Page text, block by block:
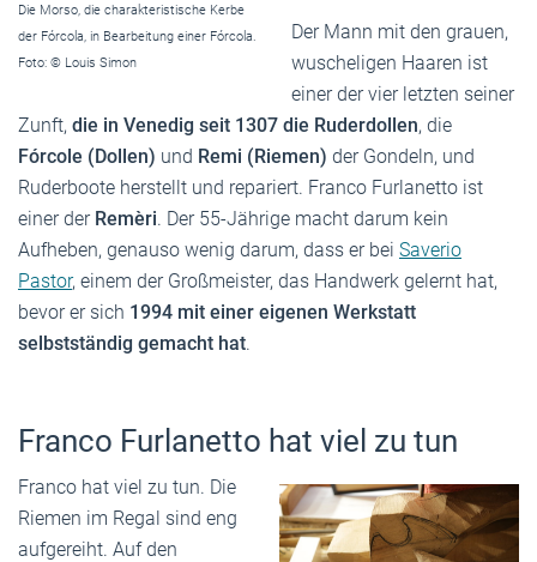
Die Morso, die charakteristische Kerbe
der Fórcola, in Bearbeitung einer Fórcola.
Foto: © Louis Simon
Der Mann mit den grauen,
wuscheligen Haaren ist
einer der vier letzten seiner
Zunft, die in Venedig seit 1307 die Ruderdollen, die
Fórcole (Dollen) und Remi (Riemen) der Gondeln, und
Ruderboote herstellt und repariert. Franco Furlanetto ist
einer der Remèri. Der 55-Jährige macht darum kein
Aufheben, genauso wenig darum, dass er bei Saverio
Pastor, einem der Großmeister, das Handwerk gelernt hat,
bevor er sich 1994 mit einer eigenen Werkstatt
selbstständig gemacht hat.
Franco Furlanetto hat viel zu tun
Franco hat viel zu tun. Die
Riemen im Regal sind eng
aufgereiht. Auf den